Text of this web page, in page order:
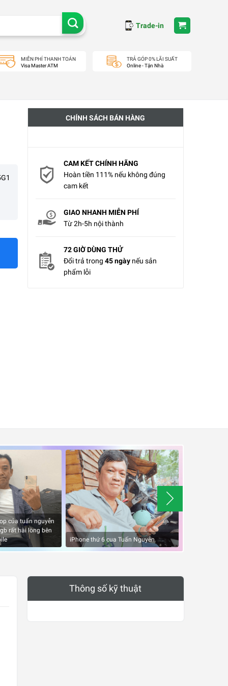
Trade-in
MIỄN PHÍ THANH TOÁN
Visa Master ATM
TRẢ GÓP 0% LÃI SUẤT
Online - Tận Nhà
CHÍNH SÁCH BÁN HÀNG
CAM KẾT CHÍNH HÃNG
Hoàn tiền 111% nếu không đúng
cam kết
GIAO NHANH MIỄN PHÍ
Từ 2h-5h nội thành
72 GIỜ DÙNG THỬ
Đổi trả trong 45 ngàynếu sản
phẩm lỗi
của tuấn nguyễn
rất hài lòng bên
iPhone thứ 6 cua Tuấn Nguyễn
Thông số kỹ thuật